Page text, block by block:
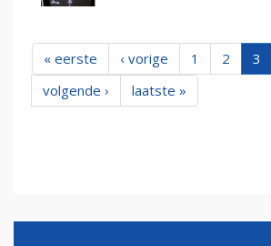
« eerste ‹ vorige 1 2 3
volgende ›
laatste »